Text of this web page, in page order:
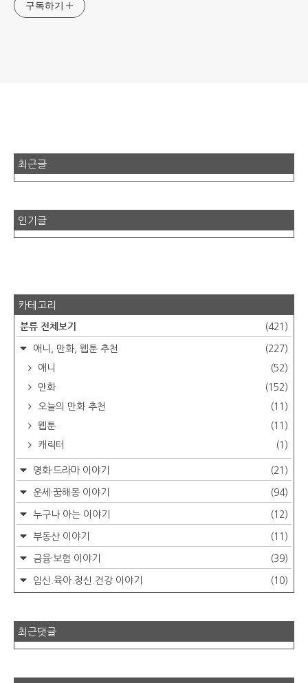
구독하기
최근글
인기글
카테고리
분류 전체보기 (421)
애니, 만화, 웹툰 추천
(227)
애니
(52)
만화
(152)
오늘의 만화 추천
(11)
웹툰
(11)
캐릭터
(1)
영화·드라마 이야기 (21)
운세·꿈해몽 이야기 (94)
누구나 아는 이야기 (12)
부동산 이야기 (11)
금융·보험 이야기 (39)
임신.육아.정신.건강 이야기 (10)
최근댓글